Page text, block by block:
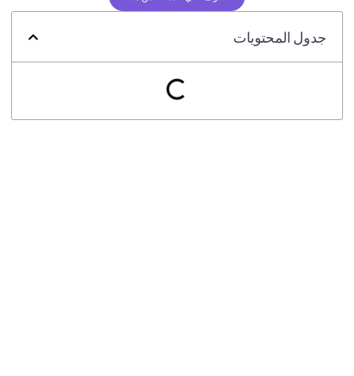
جدول المحتويات